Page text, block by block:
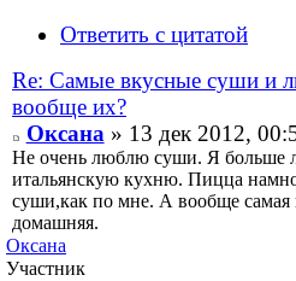
Ответить с цитатой
Re: Самые вкусные суши и
вообще их?
Оксана» 13 дек 2012,
Не очень люблю суши. Я больше
итальянскую кухню. Пицца
суши,как по мне. А вообще самая
домашняя.
Оксана
Участник